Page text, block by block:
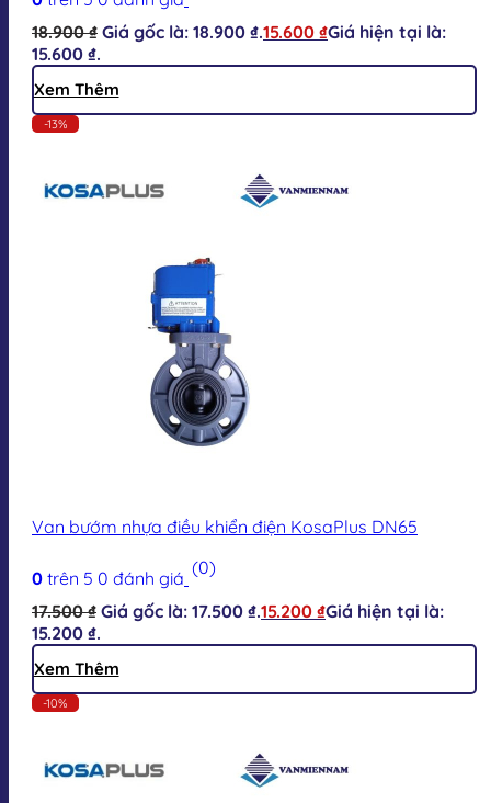
18.900₫ Giá gốc là: 18.900 ₫.15.600 ₫Giá hiện tại là:
15.600 ₫.
Xem Thêm
-13%
Van bướm nhựa điều khiển điện KosaPlus DN65
0 trên 5 0 đánh giá (0)
17.500₫ Giá gốc là: 17.500 ₫.15.200 ₫Giá hiện tại là:
15.200 ₫.
Xem Thêm
-10%